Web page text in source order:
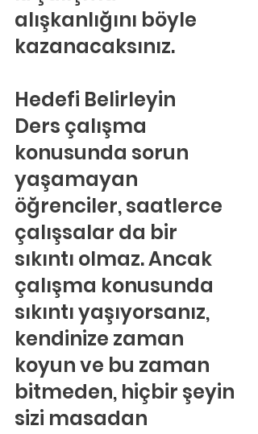
alışkanlığını böyle
kazanacaksınız.
Hedefi Belirleyin
Ders çalışma
konusunda sorun
yaşamayan
öğrenciler, saatlerce
çalışsalar da bir
sıkıntı olmaz. Ancak
çalışma konusunda
sıkıntı yaşıyorsanız,
kendinize zaman
koyun ve bu zaman
bitmeden, hiçbir şeyin
sizi masadan